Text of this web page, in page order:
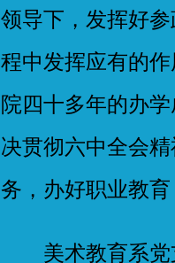
领导下，发挥好
程中发挥应有的
院四十多年的办
决贯彻六中全会
务，办好职业教
美术教育系党